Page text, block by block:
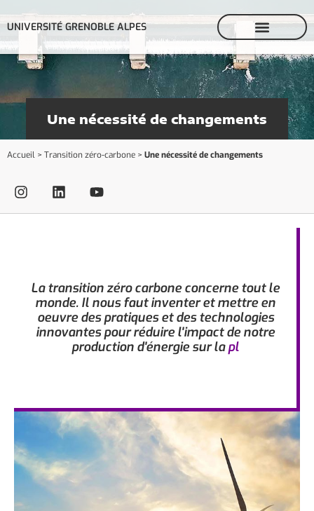
UNIVERSITÉ GRENOBLE ALPES
Une nécessité de changements
Accueil > Transition zéro-carbone > Une nécessité de changements
La transition zéro carbone concerne tout le
monde. Il nous faut inventer et mettre en
oeuvre des pratiques et des technologies
innovantes pour réduire l'impact de notre
production d'énergie sur laplan